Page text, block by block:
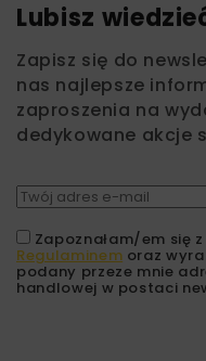
Lubisz
Zapisz się do
nas najlepsze
zaproszenia na
dedykowane akcje
Zapoznałam/em się z
Regulaminem oraz
podany przeze mnie
handlowej w postaci